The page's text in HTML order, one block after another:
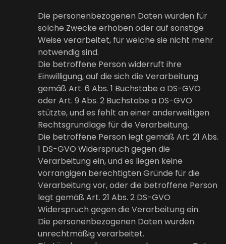
Die personenbezogenen Daten wurden für
solche Zwecke erhoben oder auf sonstige
Weise verarbeitet, für welche sie nicht mehr
notwendig sind.
Die betroffene Person widerruft ihre
Einwilligung, auf die sich die Verarbeitung
gemäß Art. 6 Abs. 1 Buchstabe a DS-GVO
oder Art. 9 Abs. 2 Buchstabe a DS-GVO
stützte, und es fehlt an einer anderweitigen
Rechtsgrundlage für die Verarbeitung.
Die betroffene Person legt gemäß Art. 21 Abs.
1 DS-GVO Widerspruch gegen die
Verarbeitung ein, und es liegen keine
vorrangigen berechtigten Gründe für die
Verarbeitung vor, oder die betroffene Person
legt gemäß Art. 21 Abs. 2 DS-GVO
Widerspruch gegen die Verarbeitung ein.
Die personenbezogenen Daten wurden
unrechtmäßig verarbeitet.